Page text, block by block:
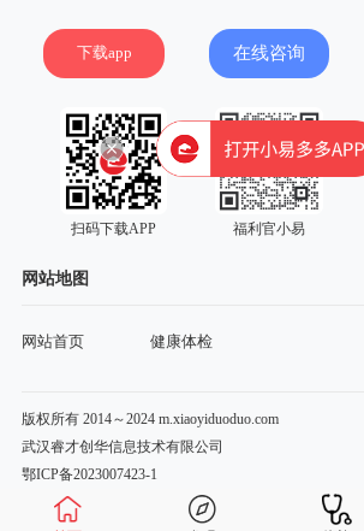
下载app 在线咨询
扫码下载APP 福利官小易
网站地图
网站首页 健康体检
版权所有 2014～2024 m.xiaoyiduoduo.com
武汉睿才创华信息技术有限公司
鄂ICP备2023007423-1